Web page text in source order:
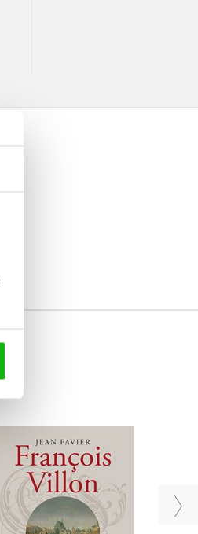
Francois Villon
Jean Favier